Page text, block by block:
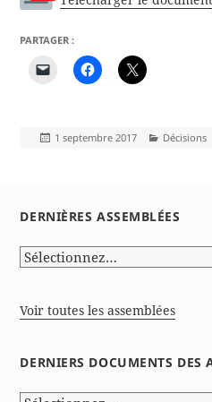
PARTAGER :
Publié
1 septembre 2017 Catégories
Décisions
DERNIÈRES ASSEMBLÉES
Voir toutes les assemblées
DERNIERS DOCUMENTS DES